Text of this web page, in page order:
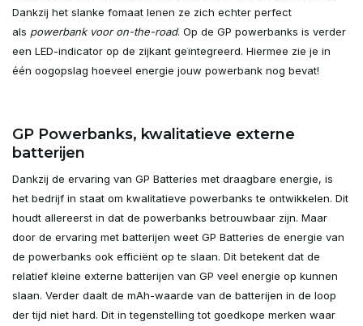
Dankzij het slanke fomaat lenen ze zich echter perfect
als powerbank voor on-the-road. Op de GP powerbanks is verder
een LED-indicator op de zijkant geïntegreerd. Hiermee zie je in
één oogopslag hoeveel energie jouw powerbank nog bevat!
GP Powerbanks, kwalitatieve externe
batterijen
Dankzij de ervaring van GP Batteries met draagbare energie, is
het bedrijf in staat om kwalitatieve powerbanks te ontwikkelen. Dit
houdt allereerst in dat de powerbanks betrouwbaar zijn. Maar
door de ervaring met batterijen weet GP Batteries de energie van
de powerbanks ook efficiënt op te slaan. Dit betekent dat de
relatief kleine externe batterijen van GP veel energie op kunnen
slaan. Verder daalt de mAh-waarde van de batterijen in de loop
der tijd niet hard. Dit in tegenstelling tot goedkope merken waar